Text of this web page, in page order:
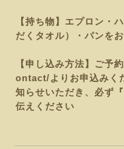
【持ち物】エプロン・
だくタオル）・パンを
【申し込み方法】ご予
ontact/よりお申込みく
知らせいただき、必ず
伝えください